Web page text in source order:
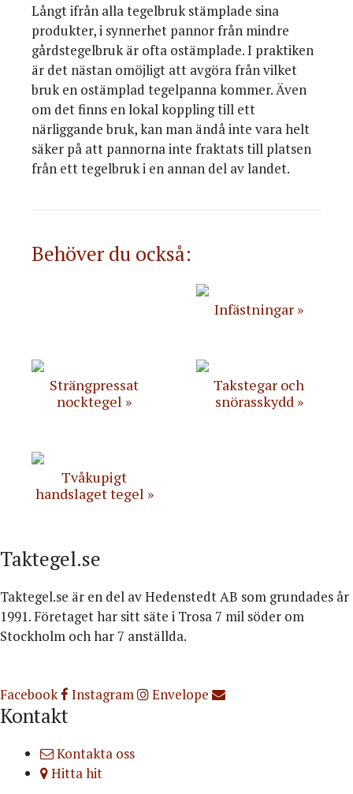
Långt ifrån alla tegelbruk stämplade sina
produkter, i synnerhet pannor från mindre
gårdstegelbruk är ofta ostämplade. I praktiken
är det nästan omöjligt att avgöra från vilket
bruk en ostämplad tegelpanna kommer. Även
om det finns en lokal koppling till ett
närliggande bruk, kan man ändå inte vara helt
säker på att pannorna inte fraktats till platsen
från ett tegelbruk i en annan del av landet.
Behöver du också:
Infästningar
Strängpressat
nocktegel
Takstegar och
snörasskydd
Tvåkupigt
handslaget tegel
Taktegel.se
Taktegel.se är en del av Hedenstedt AB som grundades år
1991. Företaget har sitt säte i Trosa 7 mil söder om
Stockholm och har 7 anställda.
Facebook
Instagram Envelope
Kontakt
Kontakta oss
Hitta hit